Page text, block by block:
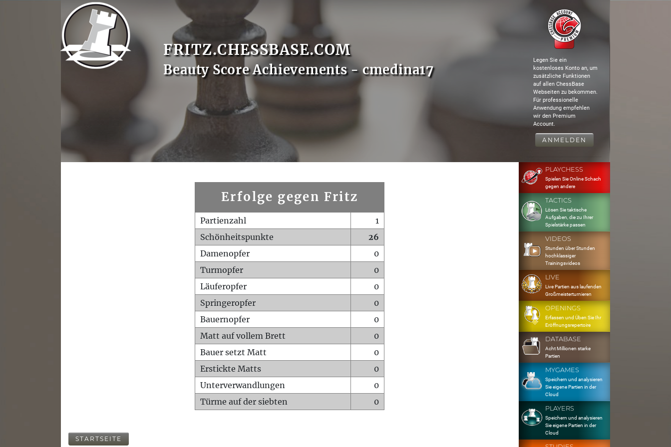
FRITZ.CHESSBASE.COM
Beauty Score Achievements - cmedina17
Legen Sie ein
kostenloses Konto an, um
zusätzliche Funktionen
auf allen ChessBase
Webseiten zu bekommen.
Für professionelle
Anwendung empfehlen
wir den Premium
Account.
ANMELDEN
Erfolge gegen Fritz
Partienzahl
1
Schönheitspunkte
26
Damenopfer
0
Turmopfer
0
Läuferopfer
0
Springeropfer
0
Bauernopfer
0
Matt auf vollem Brett
0
Bauer setzt Matt
0
Erstickte Matts
0
Unterverwandlungen
0
Türme auf der siebten
0
STARTSEITE
PLAYCHESS
Spielen Sie Online Schach
gegen andere
TACTICS
Lösen Sie taktische
Aufgaben, die zu Ihrer
Spielstärke passen
VIDEOS
Stunden über Stunden
hochklassiger
Trainingsvideos
LIVE
Live Partien aus laufenden
Großmeisterturnieren
OPENINGS
Erfassen und Üben Sie Ihr
Eröffnungsrepertoire
DATABASE
Acht Millionen starke
Partien
MYGAMES
Speichern und analysieren
Sie eigene Partien in der
Cloud
PLAYERS
Speichern und analysieren
Sie eigene Partien in der
Cloud